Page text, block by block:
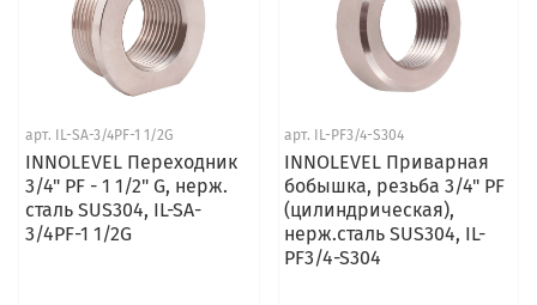
арт. IL-SA-3/4PF-1 1/2G
INNOLEVEL Переходник
3/4" PF - 1 1/2" G, нерж.
сталь SUS304, IL-SA-
3/4PF-1 1/2G
арт. IL-PF3/4-S304
INNOLEVEL Приварная
бобышка, резьба 3/4" PF
(цилиндрическая),
нерж.сталь SUS304, IL-
PF3/4-S304